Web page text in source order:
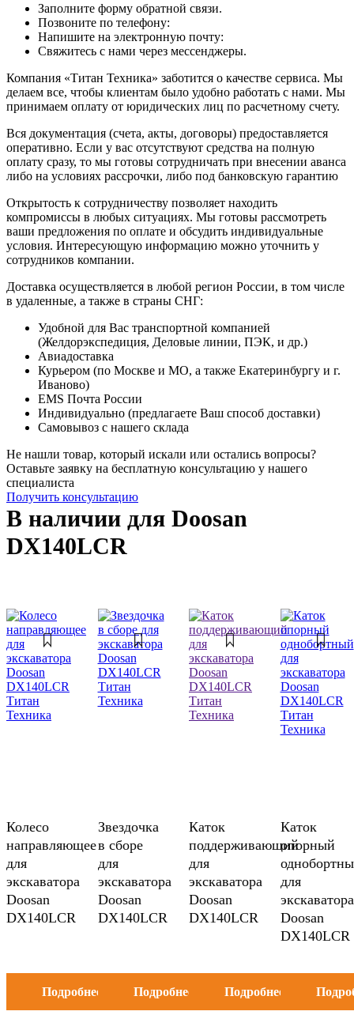
Заполните форму обратной связи.
Позвоните по телефону:
Напишите на электронную почту:
Свяжитесь с нами через мессенджеры.
Компания «Титан Техника» заботится о качестве сервиса. Мы
делаем все, чтобы клиентам было удобно работать с нами. Мы
принимаем оплату от юридических лиц по расчетному счету.
Вся документация (счета, акты, договоры) предоставляется
оперативно. Если у вас отсутствуют средства на полную
оплату сразу, то мы готовы сотрудничать при внесении аванса
либо на условиях рассрочки, либо под банковскую гарантию
Открытость к сотрудничеству позволяет находить
компромиссы в любых ситуациях. Мы готовы рассмотреть
ваши предложения по оплате и обсудить индивидуальные
условия. Интересующую информацию можно уточнить у
сотрудников компании.
Доставка осуществляется в любой регион России, в том числе
в удаленные, а также в страны СНГ:
Удобной для Вас транспортной компанией
(Желдорэкспедиция, Деловые линии, ПЭК, и др.)
Авиадоставка
Курьером (по Москве и МО, а также Екатеринбургу и г.
Иваново)
EMS Почта России
Индивидуально (предлагаете Ваш способ доставки)
Самовывоз с нашего склада
Не нашли товар, который искали или остались вопросы?
Оставьте заявку на бесплатную консультацию у нашего
специалиста
Получить консультацию
В наличии для Doosan
DX140LCR
Колесо
направляющее
для
экскаватора
Doosan
DX140LCR
Подробнее
Звездочка
в сборе
для
экскаватора
Doosan
DX140LCR
Подробнее
Каток
поддерживающий
для
экскаватора
Doosan
DX140LCR
Подробнее
Каток
опорный
для
экскаватора
Doosan
DX140LCR